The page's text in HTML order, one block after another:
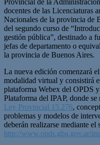
docentes de las Licenciaturas
Nacionales de la provincia de
del segundo curso de
gestión pública”, destinado a
jefas de departamento o
la provincia de Buenos Aires.
La nueva edición comenzará
modalidad virtual y consistirá
plataforma Webex del OPDS
Plataforma del IPAP, donde
Ley Provincial 15.276,
problemas y modelos de
deberán realizarse mediante el
http://www.opds.gba.gov.ar/